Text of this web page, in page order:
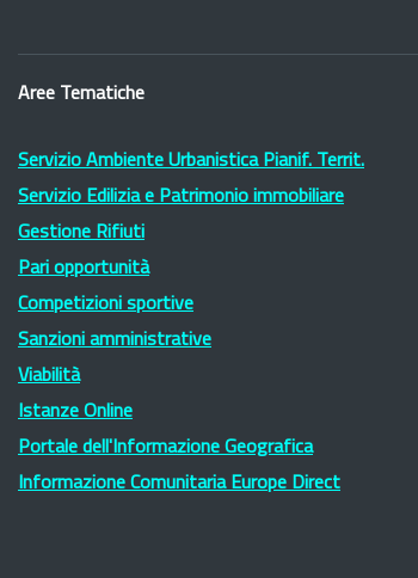
Aree Tematiche
Servizio Ambiente Urbanistica Pianif. Territ.
Servizio Edilizia e Patrimonio immobiliare
Gestione Rifiuti
Pari opportunità
Competizioni sportive
Sanzioni amministrative
Viabilità
Istanze Online
Portale dell'Informazione Geografica
Informazione Comunitaria Europe Direct